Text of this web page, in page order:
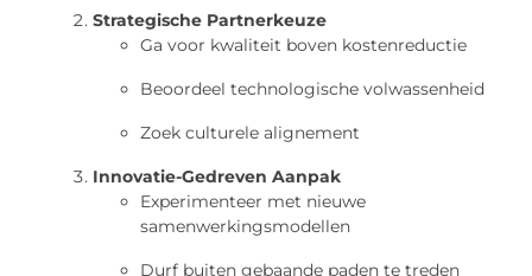
Strategische Partnerkeuze
Ga voor kwaliteit boven kostenreductie
Beoordeel technologische volwassenheid
Zoek culturele alignement
Innovatie-Gedreven Aanpak
Experimenteer met nieuwe
samenwerkingsmodellen
Durf buiten gebaande paden te treden